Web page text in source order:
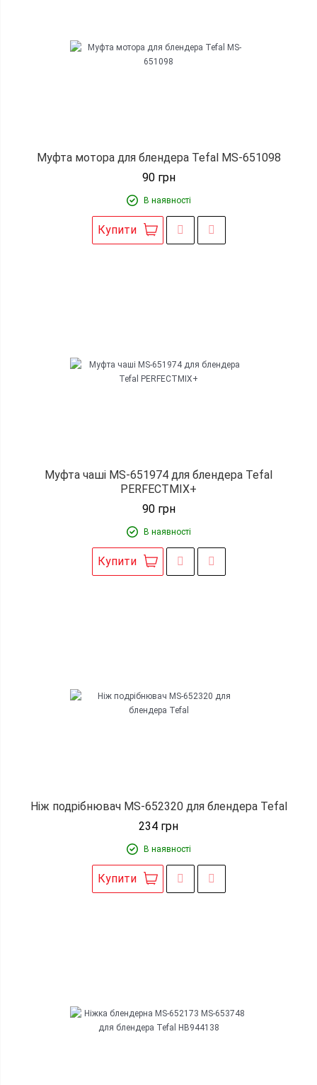
Муфта мотора для блендера Tefal MS-651098
90грн
В наявності
Купити
Муфта чаші MS-651974 для блендера Tefal
PERFECTMIX+
90грн
В наявності
Купити
Ніж подрібнювач MS-652320 для блендера Tefal
234 грн
В наявності
Купити